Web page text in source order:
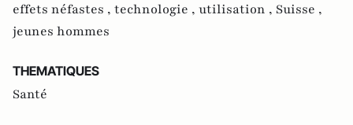
effets néfastes , technologie , utilisation , Suisse ,
jeunes hommes
THEMATIQUES
Santé